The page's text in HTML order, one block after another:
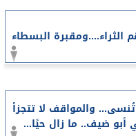
الثراء....ومقبرة البسطاء
والمواقف لا تتجزأ
أبو ضيف.. ما زال حيًا...